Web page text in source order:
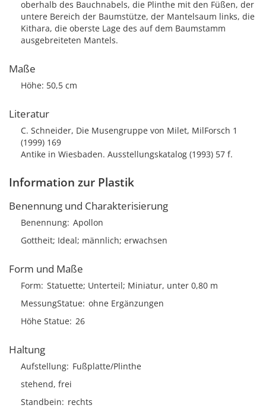
oberhalb des Bauchnabels, die Plinthe mit den Füßen, der
untere Bereich der Baumstütze, der Mantelsaum links, die
Kithara, die oberste Lage des auf dem Baumstamm
ausgebreiteten Mantels.
Maße
Höhe: 50,5 cm
Literatur
C. Schneider, Die Musengruppe von Milet, MilForsch 1
(1999) 169
Antike in Wiesbaden. Ausstellungskatalog (1993) 57 f.
Information zur Plastik
Benennung und Charakterisierung
Benennung Apollon
Gottheit; Ideal; männlich; erwachsen
Form und Maße
Form Statuette; Unterteil; Miniatur, unter 0,80 m
MessungStatue ohne Ergänzungen
Höhe Statue 26
Haltung
Aufstellung Fußplatte/Plinthe
stehend, frei
Standbein
rechts